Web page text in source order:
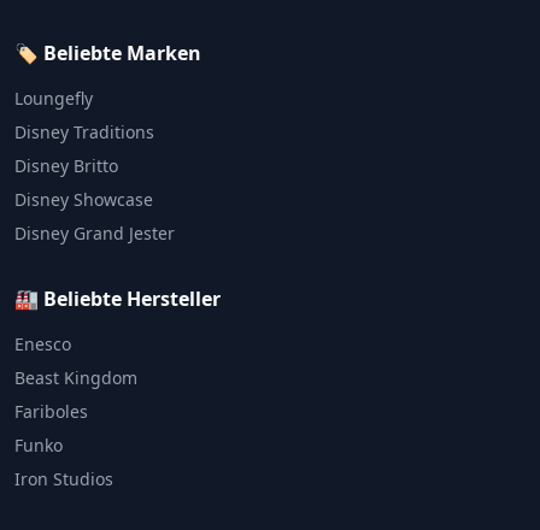
🏷️ Beliebte Marken
Loungefly
Disney Traditions
Disney Britto
Disney Showcase
Disney Grand Jester
🏭 Beliebte Hersteller
Enesco
Beast Kingdom
Fariboles
Funko
Iron Studios